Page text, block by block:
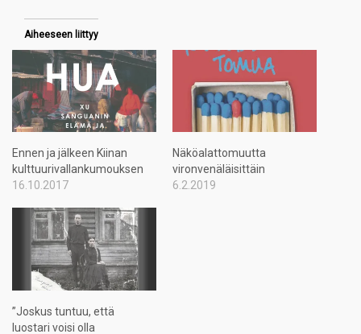
Aiheeseen liittyy
Ennen ja jälkeen Kiinan
kulttuurivallankumouksen
16.10.2017
Näköalattomuutta
vironvenäläisittäin
6.2.2019
”Joskus tuntuu, että
luostari voisi olla